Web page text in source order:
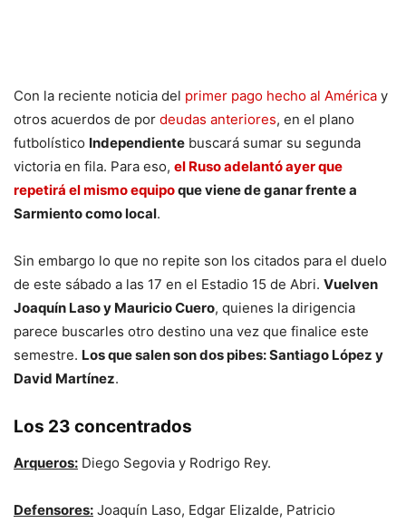
Con la reciente noticia del primer pago hecho al América y
otros acuerdos de por deudas anteriores, en el plano
futbolístico Independiente buscará sumar su segunda
victoria en fila. Para eso, el Ruso adelantó ayer que
repetirá el mismo equipoque viene de ganar frente a
Sarmiento como local.
Sin embargo lo que no repite son los citados para el duelo
de este sábado a las 17 en el Estadio 15 de Abri. Vuelven
Joaquín Laso y Mauricio Cuero, quienes la dirigencia
parece buscarles otro destino una vez que finalice este
semestre. Los que salen son dos pibes: Santiago López y
David Martínez.
Los 23 concentrados
Arqueros: Diego Segovia y Rodrigo Rey.
Defensores: Joaquín Laso, Edgar Elizalde, Patricio